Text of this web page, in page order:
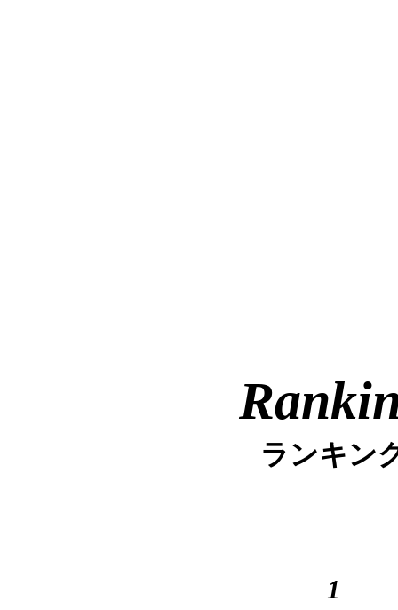
ランキン
1